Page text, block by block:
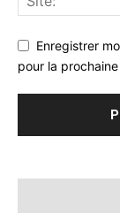
Enregistrer
pour la